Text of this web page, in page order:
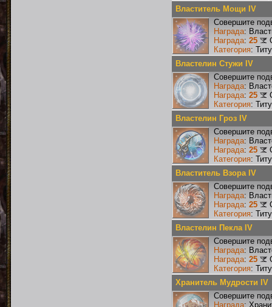
Властитель Мощи IV
Совершите
Награда:
Награда: 25
Категория:
Властелин Стужи IV
Совершите
Награда:
Награда: 25
Категория:
Властелин Гроз IV
Совершите
Награда:
Награда: 25
Категория:
Властитель Взора IV
Совершите
Награда:
Награда: 25
Категория:
Властелин Пекла IV
Совершите
Награда:
Награда: 25
Категория:
Хранитель Мудрости IV
Совершите
Награда: